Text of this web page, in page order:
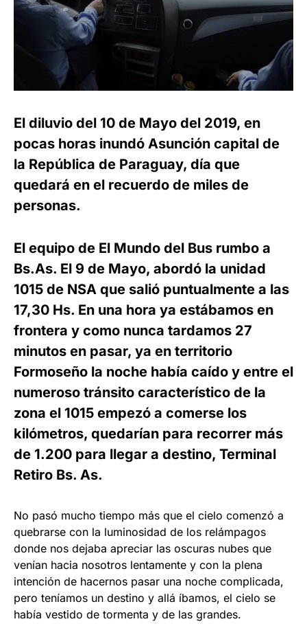
El diluvio del 10 de Mayo del 2019, en
pocas horas inundó Asunción capital de
la República de Paraguay, día que
quedará en el recuerdo de miles de
personas.
El equipo de El Mundo del Bus rumbo a
Bs.As. El 9 de Mayo, abordó la unidad
1015 de NSA que salió puntualmente a las
17,30 Hs. En una hora ya estábamos en
frontera y como nunca tardamos 27
minutos en pasar, ya en territorio
Formoseño la noche había caído y entre el
numeroso tránsito característico de la
zona el 1015 empezó a comerse los
kilómetros, quedarían para recorrer más
de 1.200 para llegar a destino, Terminal
Retiro Bs. As.
No pasó mucho tiempo más que el cielo comenzó a
quebrarse con la luminosidad de los relámpagos
donde nos dejaba apreciar las oscuras nubes que
venían hacia nosotros lentamente y con la plena
intención de hacernos pasar una noche complicada,
pero teníamos un destino y allá íbamos, el cielo se
había vestido de tormenta y de las grandes.